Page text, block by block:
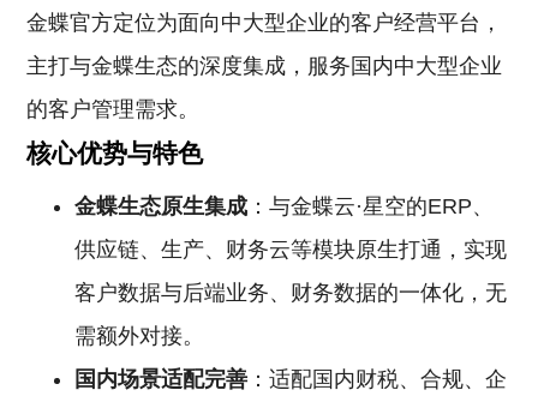
金蝶官方定位为面向中大型企业的客户经营平台，
主打与金蝶生态的深度集成，服务国内中大型企业
的客户管理需求。
核心优势与特色
金蝶生态原生集成 ：与金蝶云·星空的ERP、
供应链、生产、财务云等模块原生打通，实现
客户数据与后端业务、财务数据的一体化，无
需额外对接。
国内场景适配完善 ：适配国内财税、合规、企